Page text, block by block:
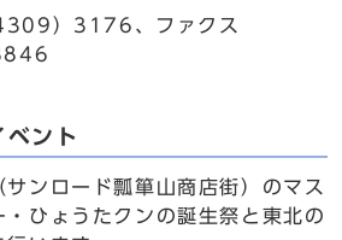
）3176、ファクス
ベント
ンロード瓢箪山商店街）のマス
・ひょうたクンの誕生祭と東北の